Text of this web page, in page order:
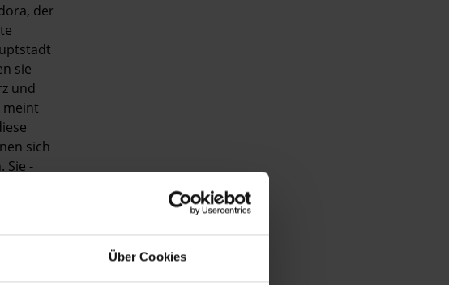
Über Cookies
der
sie
und
meint
sich
Sie
der